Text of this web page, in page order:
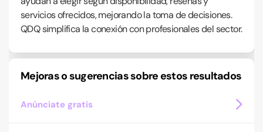
servicios ofrecidos, mejorando la toma de decisiones.
QDQ simplifica la conexión con profesionales del sector.
Mejoras o sugerencias sobre estos resultados
Anúnciate gratis